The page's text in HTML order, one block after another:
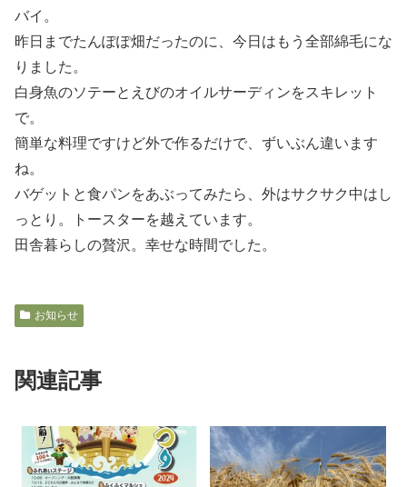
バイ。
昨日までたんぽぽ畑だったのに、今日はもう全部綿毛にな
りました。
白身魚のソテーとえびのオイルサーディンをスキレット
で。
簡単な料理ですけど外で作るだけで、ずいぶん違います
ね。
バゲットと食パンをあぶってみたら、外はサクサク中はし
っとり。トースターを越えています。
田舎暮らしの贅沢。幸せな時間でした。
お知らせ
関連記事